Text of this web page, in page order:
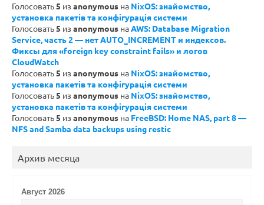
Голосовать5 из anonymous на NixOS: знайомство,
установка пакетів та конфігурація системи
Голосовать5 из anonymous наAWS: Database Migration
Service, часть 2 — нет AUTO_INCREMENT и индексов.
Фиксы для «foreign key constraint fails» и логов
CloudWatch
Голосовать5 из anonymous на NixOS: знайомство,
установка пакетів та конфігурація системи
Голосовать5 из anonymous на NixOS: знайомство,
установка пакетів та конфігурація системи
Голосовать5 из anonymous на FreeBSD: Home NAS, part 8 —
NFS and Samba data backups using restic
Архив месяца
Август 2026